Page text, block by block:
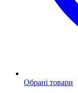
Обрані товари